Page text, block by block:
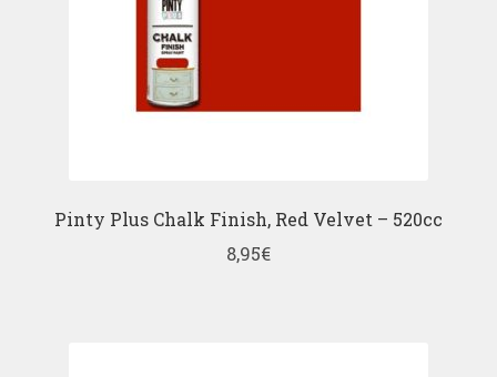
Pinty Plus Chalk Finish, Red Velvet – 520cc
8,95€